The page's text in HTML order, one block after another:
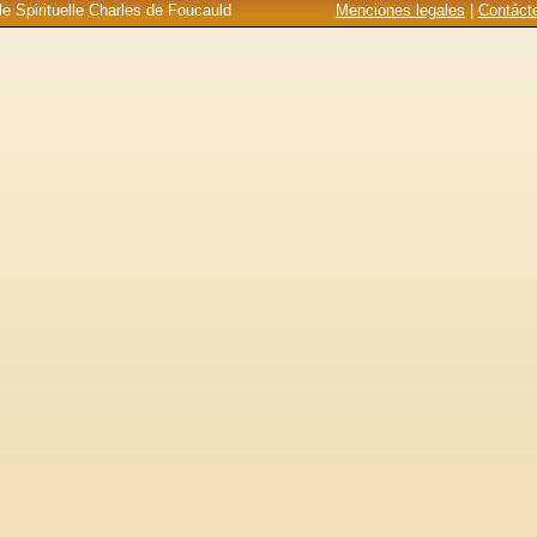
Menciones legales
Spirituelle Charles de Foucauld